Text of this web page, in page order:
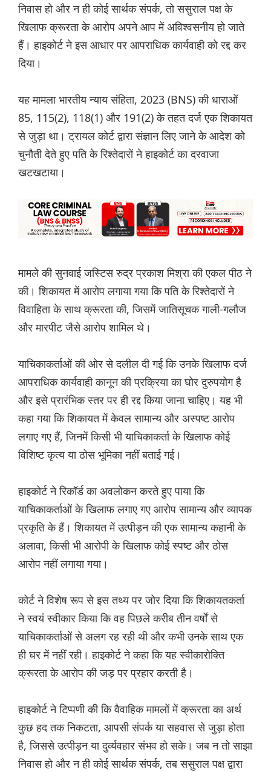
निवास हो और न ही कोई सार्थक संपर्क, तो ससुराल पक्ष के
खिलाफ क्रूरता के आरोप अपने आप में अविश्वसनीय हो जाते
हैं। हाइकोर्ट ने इस आधार पर आपराधिक कार्यवाही को रद्द कर
दिया।
यह मामला भारतीय न्याय संहिता, 2023 (BNS) की धाराओं
85, 115(2), 118(1) और 191(2) के तहत दर्ज एक शिकायत
से जुड़ा था। ट्रायल कोर्ट द्वारा संज्ञान लिए जाने के आदेश को
चुनौती देते हुए पति के रिश्तेदारों ने हाइकोर्ट का दरवाजा
खटखटाया।
मामले की सुनवाई जस्टिस रुद्र प्रकाश मिश्रा की एकल पीठ ने
की। शिकायत में आरोप लगाया गया कि पति के रिश्तेदारों ने
विवाहिता के साथ क्रूरता की, जिसमें जातिसूचक गाली-गलौज
और मारपीट जैसे आरोप शामिल थे।
याचिकाकर्ताओं की ओर से दलील दी गई कि उनके खिलाफ दर्ज
आपराधिक कार्यवाही कानून की प्रक्रिया का घोर दुरुपयोग है
और इसे प्रारंभिक स्तर पर ही रद्द किया जाना चाहिए। यह भी
कहा गया कि शिकायत में केवल सामान्य और अस्पष्ट आरोप
लगाए गए हैं, जिनमें किसी भी याचिकाकर्ता के खिलाफ कोई
विशिष्ट कृत्य या ठोस भूमिका नहीं बताई गई।
हाइकोर्ट ने रिकॉर्ड का अवलोकन करते हुए पाया कि
याचिकाकर्ताओं के खिलाफ लगाए गए आरोप सामान्य और व्यापक
प्रकृति के हैं। शिकायत में उत्पीड़न की एक सामान्य कहानी के
अलावा, किसी भी आरोपी के खिलाफ कोई स्पष्ट और ठोस
आरोप नहीं लगाया गया।
कोर्ट ने विशेष रूप से इस तथ्य पर जोर दिया कि शिकायतकर्ता
ने स्वयं स्वीकार किया कि वह पिछले करीब तीन वर्षों से
याचिकाकर्ताओं से अलग रह रही थी और कभी उनके साथ एक
ही घर में नहीं रही। हाइकोर्ट ने कहा कि यह स्वीकारोक्ति
क्रूरता के आरोप की जड़ पर प्रहार करती है।
हाइकोर्ट ने टिप्पणी की कि वैवाहिक मामलों में क्रूरता का अर्थ
कुछ हद तक निकटता, आपसी संपर्क या सहवास से जुड़ा होता
है, जिससे उत्पीड़न या दुर्व्यवहार संभव हो सके। जब न तो साझा
निवास हो और न ही कोई सार्थक संपर्क, तब ससुराल पक्ष द्वारा